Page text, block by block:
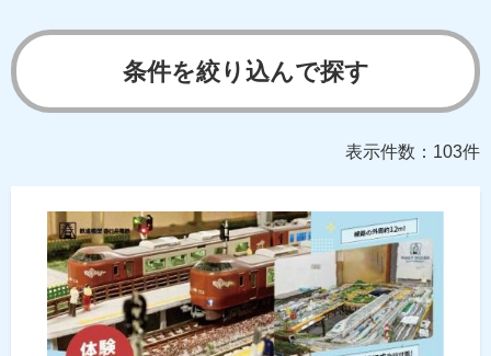
条件を絞り込んで探す
表示件数：103件